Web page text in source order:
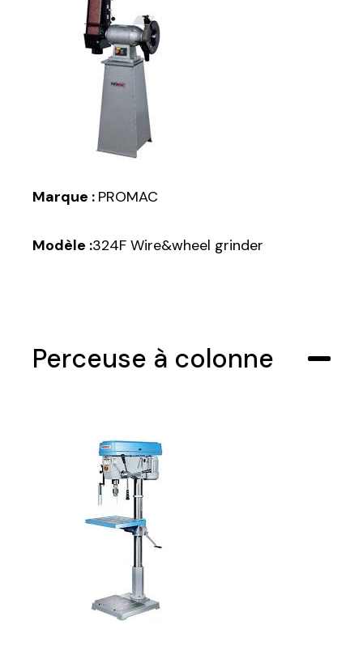
Marque : PROMAC
Modèle :324F Wire&wheel grinder
Perceuse à colonne